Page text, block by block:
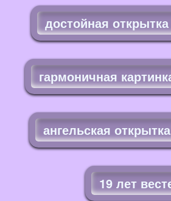
достойная
гармоничная
ангельская
19 лет